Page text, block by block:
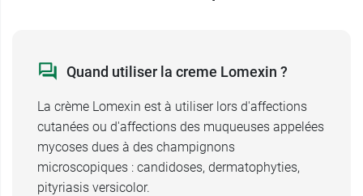
Lomexin sans ordonnance
composants (ou sensibilité croisée avec les
autres membres du groupe des imidazolés).
En cas d'irritationsdues à la lanoline, alcool
cétylique ou propylèneglycol, arrêtez le
Quand utiliser la creme Lomexin ?
La crème Lomexin est à utiliser lors d'affections
cutanées ou d'affections des muqueuses appelées
mycoses dues à des champignons
microscopiques : candidoses, dermatophyties,
pityriasis versicolor.